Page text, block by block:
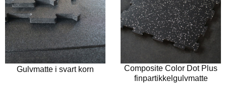
Gulvmatte i svart korn
Composite Color Dot Plus
finpartikkelgulvmatte